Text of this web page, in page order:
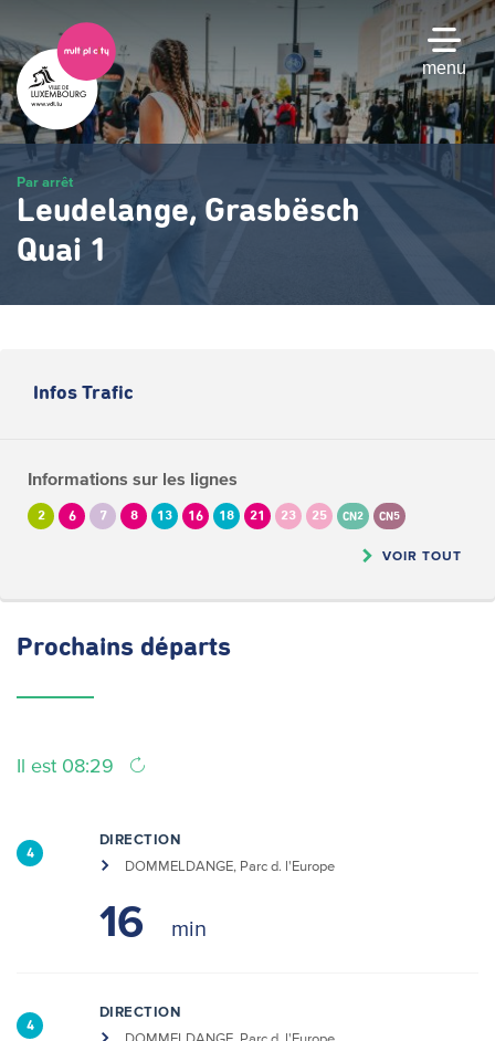
au
contenu
principal
menu
Par arrêt
Leudelange, Grasbësch
Quai 1
Infos Trafic
Informations sur les lignes
2 6 7 8 13 16 18 21 23 25 CN2 CN5
VOIR TOUT
Prochains départs
Il est 08:29
4
DIRECTION
DOMMELDANGE, Parc d. l'Europe
16
4
DIRECTION